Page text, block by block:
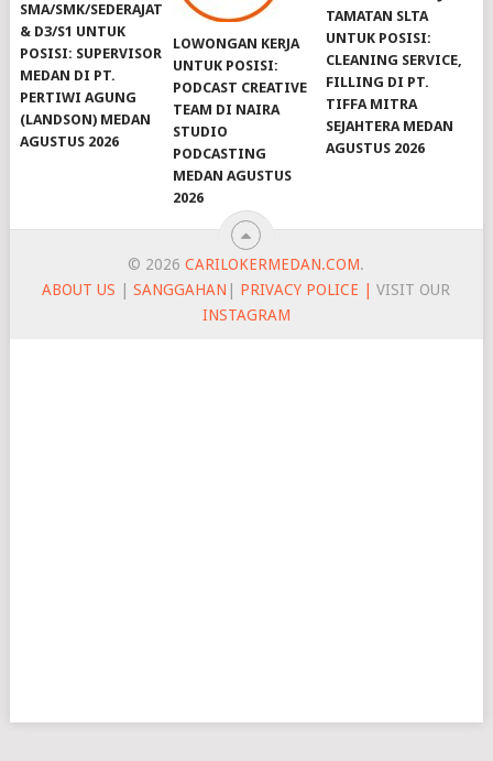
SMA/SMK/SEDERAJAT
& D3/S1 UNTUK
POSISI: SUPERVISOR
MEDAN DI PT.
PERTIWI AGUNG
(LANDSON) MEDAN
AGUSTUS 2026
LOWONGAN KERJA
UNTUK POSISI:
PODCAST CREATIVE
TEAM DI NAIRA
STUDIO
PODCASTING
MEDAN AGUSTUS
2026
TAMATAN SLTA
UNTUK POSISI:
CLEANING SERVICE,
FILLING DI PT.
TIFFA MITRA
SEJAHTERA MEDAN
AGUSTUS 2026
© 2026CARILOKERMEDAN.COM.
ABOUT US |SANGGAHAN PRIVACY POLICE |
VISIT OUR
INSTAGRAM